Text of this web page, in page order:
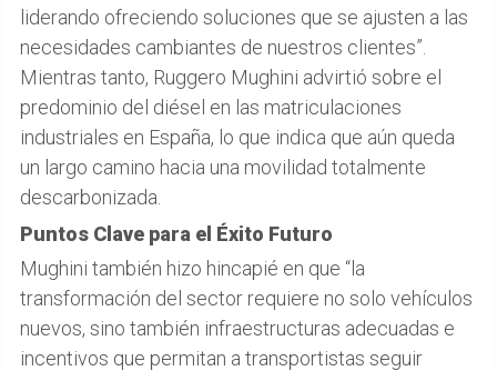
liderando ofreciendo soluciones que se ajusten a las
necesidades cambiantes de nuestros clientes”.
Mientras tanto, Ruggero Mughini advirtió sobre el
predominio del diésel en las matriculaciones
industriales en España, lo que indica que aún queda
un largo camino hacia una movilidad totalmente
descarbonizada.
Puntos Clave para el Éxito Futuro
Mughini también hizo hincapié en que “la
transformación del sector requiere no solo vehículos
nuevos, sino también infraestructuras adecuadas e
incentivos que permitan a transportistas seguir